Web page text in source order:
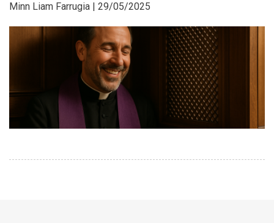
Minn Liam Farrugia | 29/05/2025